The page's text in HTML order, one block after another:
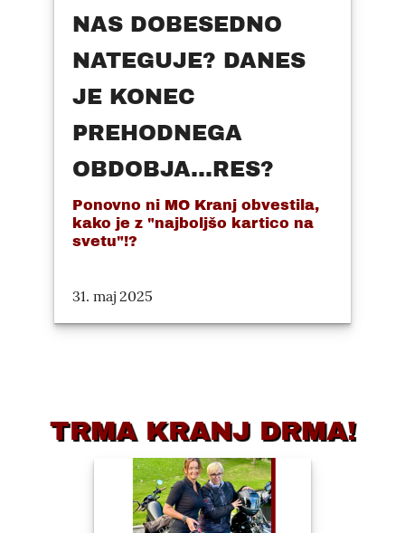
NAS DOBESEDNO
NATEGUJE? DANES
JE KONEC
PREHODNEGA
OBDOBJA...RES?
Ponovno ni MO Kranj obvestila,
kako je z "najboljšo kartico na
svetu"!?
31. maj 2025
TRMA KRANJ DRMA!